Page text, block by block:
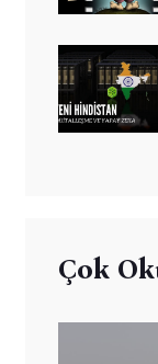
Çok